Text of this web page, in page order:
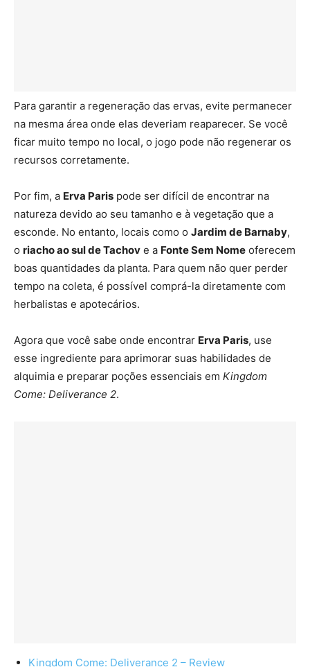
Para garantir a regeneração das ervas, evite permanecer
na mesma área onde elas deveriam reaparecer. Se você
ficar muito tempo no local, o jogo pode não regenerar os
recursos corretamente.
Por fim, a Erva Paris pode ser difícil de encontrar na
natureza devido ao seu tamanho e à vegetação que a
esconde. No entanto, locais como o Jardim de Barnaby,
o riacho ao sul de Tachov e a Fonte Sem Nome oferecem
boas quantidades da planta. Para quem não quer perder
tempo na coleta, é possível comprá-la diretamente com
herbalistas e apotecários.
Agora que você sabe onde encontrar Erva Paris, use
esse ingrediente para aprimorar suas habilidades de
alquimia e preparar poções essenciais em Kingdom
Come: Deliverance 2.
Kingdom Come: Deliverance 2 – Review